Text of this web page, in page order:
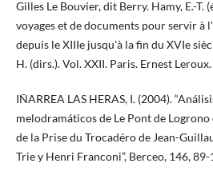
Gilles Le Bouvier, dit Berry. Hamy, E.-T.
voyages et de documents pour servir à
depuis le XIIIe jusqu'à la fin du XVIe
H. (dirs.). Vol. XXII. Paris. Ernest Leroux.
IÑARREA LAS HERAS, I. (2004).
melodramáticos de Le Pont de
de la Prise du Trocadéro de Jean-
Trie y Henri Franconi”, Berceo, 146, 89-